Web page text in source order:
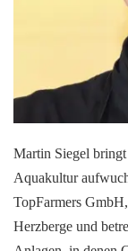
Martin Siegel
Aquakultur
TopFarmers
Herzberge und